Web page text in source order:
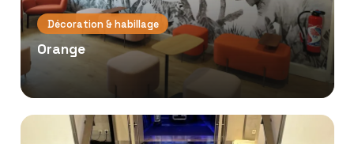
Décoration & habillage
Orange